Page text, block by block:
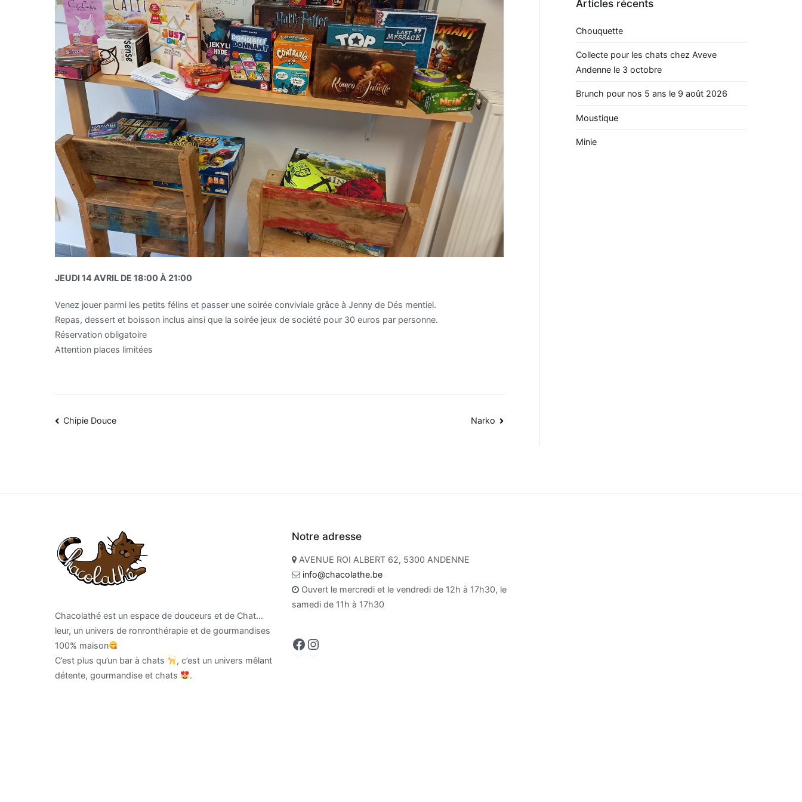
JEUDI 14 AVRIL DE 18:00 À 21:00
Venez jouer parmi les petits félins et passer une soirée conviviale grâce à Jenny de Dés mentiel.
Repas, dessert et boisson inclus ainsi que la soirée jeux de société pour 30 euros par personne.
Réservation obligatoire
Attention places limitées
Navigation
Chipie Douce Narko
Articles récents
Chouquette
Collecte pour les chats chez Aveve
Andenne le 3 octobre
Brunch pour nos 5 ans le 9 août 2026
Moustique
Minie
Chacolathé est un espace de douceurs et de Chat…
leur, un univers de ronronthérapie et de gourmandises
100% maison
C’est plus qu’un bar à chats
, c’est un univers mêlant
détente, gourmandise et chats
.
Notre adresse
AVENUE ROI ALBERT 62, 5300 ANDENNE
info@chacolathe.be
Ouvert le mercredi et le vendredi de 12h à 17h30, le
samedi de 11h à 17h30
Facebook